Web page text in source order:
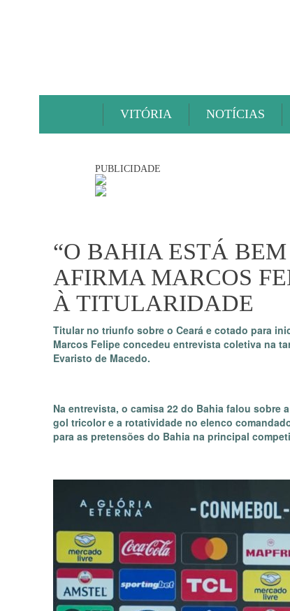
VITÓRIA NOTÍCIAS
PUBLICIDADE
“O BAHIA ESTÁ
AFIRMA MARCOS
À TITULARIDADE
Titular no triunfo sobre o Ceará e cotado para
Marcos Felipe concedeu entrevista coletiva na
Evaristo de Macedo.
Na entrevista, o camisa 22 do Bahia falou
gol tricolor e a rotatividade no elenco
para as pretensões do Bahia na principal